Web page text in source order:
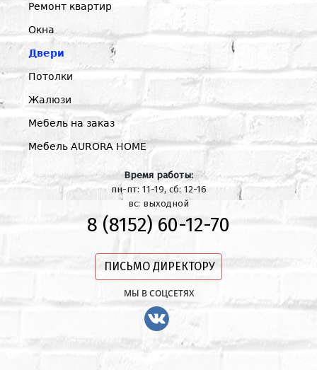
Ремонт квартир
Окна
Двери
Потолки
Жалюзи
Мебель на заказ
Мебель AURORA HOME
Время работы:
пн-пт: 11-19, сб: 12-16
вс: выходной
8 (8152) 60-12-70
ПИСЬМО ДИРЕКТОРУ
МЫ В СОЦСЕТЯХ